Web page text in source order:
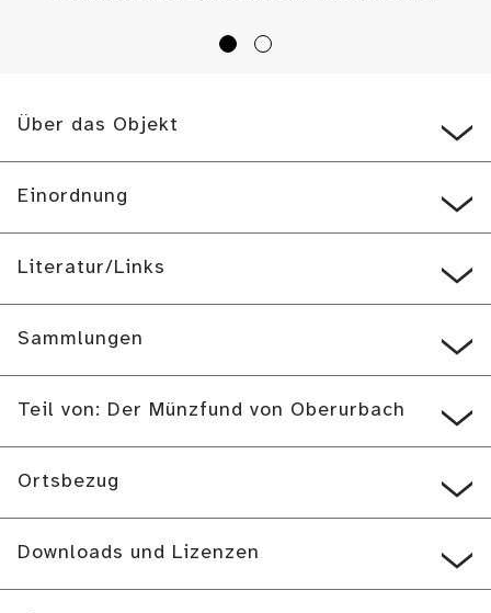
Über das Objekt
Einordnung
Literatur/Links
Sammlungen
Teil von: Der Münzfund von Oberurbach
Ortsbezug
Downloads und Lizenzen